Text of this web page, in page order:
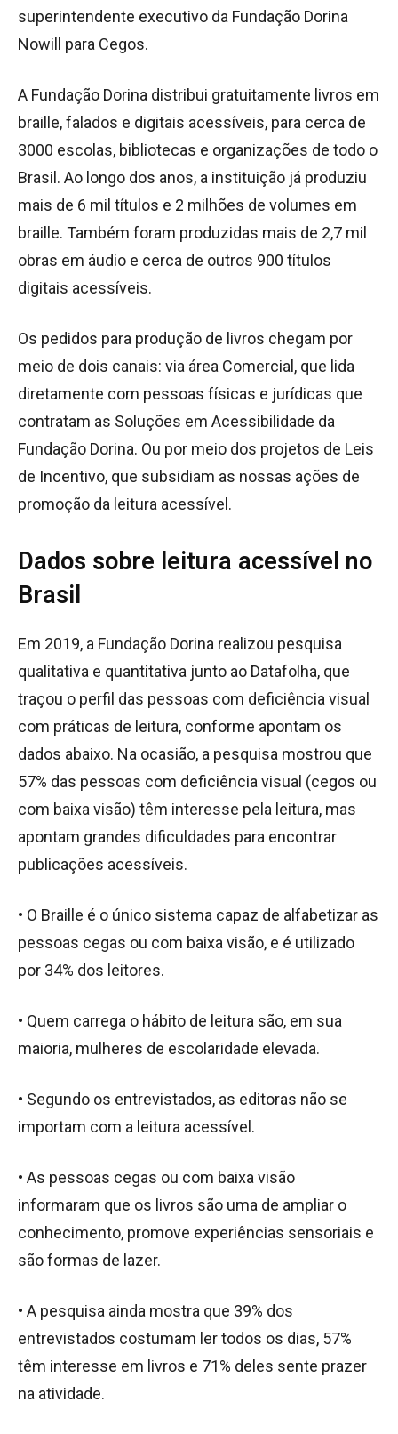
superintendente executivo da Fundação Dorina
Nowill para Cegos.
A Fundação Dorina distribui gratuitamente livros em
braille, falados e digitais acessíveis, para cerca de
3000 escolas, bibliotecas e organizações de todo o
Brasil. Ao longo dos anos, a instituição já produziu
mais de 6 mil títulos e 2 milhões de volumes em
braille. Também foram produzidas mais de 2,7 mil
obras em áudio e cerca de outros 900 títulos
digitais acessíveis.
Os pedidos para produção de livros chegam por
meio de dois canais: via área Comercial, que lida
diretamente com pessoas físicas e jurídicas que
contratam as Soluções em Acessibilidade da
Fundação Dorina. Ou por meio dos projetos de Leis
de Incentivo, que subsidiam as nossas ações de
promoção da leitura acessível.
Dados sobre leitura acessível no
Brasil
Em 2019, a Fundação Dorina realizou pesquisa
qualitativa e quantitativa junto ao Datafolha, que
traçou o perfil das pessoas com deficiência visual
com práticas de leitura, conforme apontam os
dados abaixo. Na ocasião, a pesquisa mostrou que
57% das pessoas com deficiência visual (cegos ou
com baixa visão) têm interesse pela leitura, mas
apontam grandes dificuldades para encontrar
publicações acessíveis.
• O Braille é o único sistema capaz de alfabetizar as
pessoas cegas ou com baixa visão, e é utilizado
por 34% dos leitores.
• Quem carrega o hábito de leitura são, em sua
maioria, mulheres de escolaridade elevada.
• Segundo os entrevistados, as editoras não se
importam com a leitura acessível.
• As pessoas cegas ou com baixa visão
informaram que os livros são uma de ampliar o
conhecimento, promove experiências sensoriais e
são formas de lazer.
• A pesquisa ainda mostra que 39% dos
entrevistados costumam ler todos os dias, 57%
têm interesse em livros e 71% deles sente prazer
na atividade.